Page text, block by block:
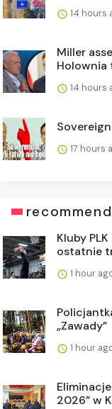
14 hours
Miller
Holownia
14 hours
17 hours
Kluby
ostatnie
1 hour
„Zawady”
1 hour
2026” w